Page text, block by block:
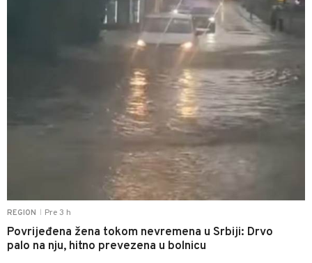
REGION Pre 3 h
Povrijeđena žena tokom nevremena u Srbiji: Drvo
palo na nju, hitno prevezena u bolnicu